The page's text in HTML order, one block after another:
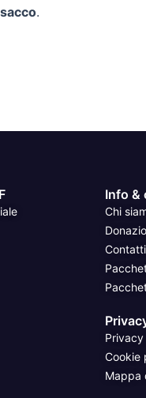
.
Info &
Chi
Cookie
Mappa